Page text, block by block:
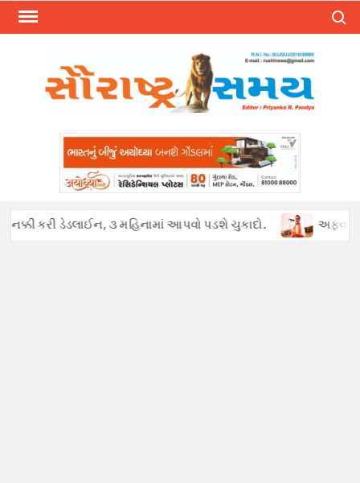
Skip
કરી ડેડલાઈન, ૩ મહિનામાં આપવો પડશે ચુકાદો. અફવાઓથી